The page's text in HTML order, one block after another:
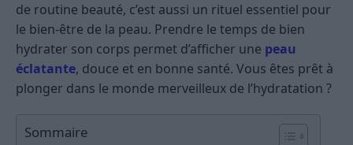
de routine beauté, c’est aussi un rituel essentiel pour
le bien-être de la peau. Prendre le temps de bien
hydrater son corps permet d’afficher une peau
éclatante, douce et en bonne santé. Vous êtes prêt à
plonger dans le monde merveilleux de l’hydratation ?
Sommaire